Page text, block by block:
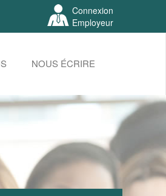
Connexion
Employeur
NOUS ÉCRIRE